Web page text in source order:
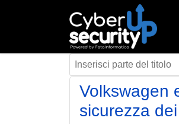
Inserisci parte del titolo
Volkswagen
sicurezza